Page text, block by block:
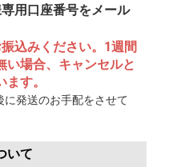
用口座番号をメール
込みください。1週間
い場合、キャンセルと
す。
発送のお手配をさせて
いて